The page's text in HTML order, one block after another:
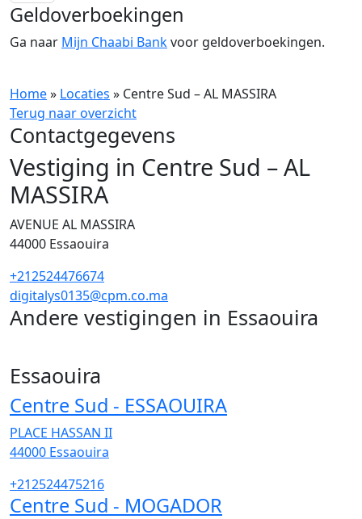
Geldoverboekingen
Ga naar Mijn Chaabi Bankvoor geldoverboekingen.
Home» Locaties » Centre Sud – AL MASSIRA
Terug naar overzicht
Contactgegevens
Vestiging in Centre Sud – AL
MASSIRA
AVENUE AL MASSIRA
44000 Essaouira
+212524476674
digitalys0135@cpm.co.ma
Andere vestigingen in Essaouira
Essaouira
Centre Sud - ESSAOUIRA
PLACE HASSAN II
44000 Essaouira
+212524475216
Centre Sud - MOGADOR